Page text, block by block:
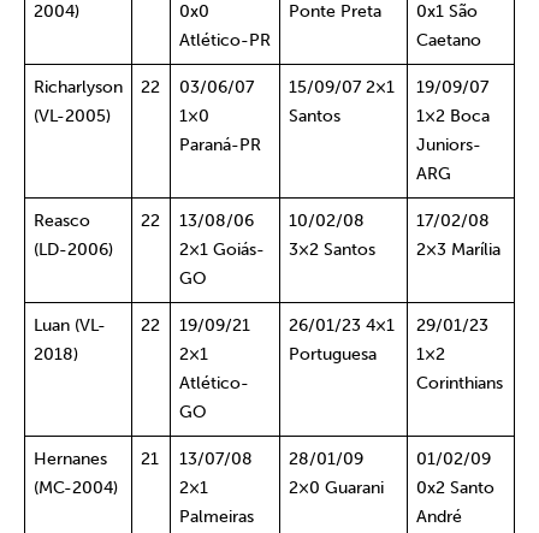
2004)
0x0
Atlético-PR
Ponte Preta
0x1 São
Caetano
Richarlyson
(VL-2005)
22
03/06/07
1×0
Paraná-PR
15/09/07 2×1
Santos
19/09/07
1×2 Boca
Juniors-
ARG
Reasco
(LD-2006)
22
13/08/06
2×1 Goiás-
GO
10/02/08
3×2 Santos
17/02/08
2×3 Marília
Luan (VL-
2018)
22
19/09/21
2×1
Atlético-
GO
26/01/23 4×1
Portuguesa
29/01/23
1×2
Corinthians
Hernanes
(MC-2004)
21
13/07/08
2×1
Palmeiras
28/01/09
2×0 Guarani
01/02/09
0x2 Santo
André